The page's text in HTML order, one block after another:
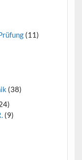
(11)
(38)
(9)